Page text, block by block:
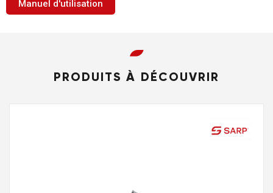
Manuel d'utilisation
PRODUITS À DÉCOUVRIR